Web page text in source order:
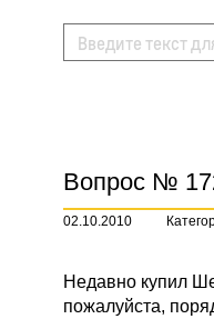
Вопрос №
02.10.2010
Недавно купил
пожалуйста,